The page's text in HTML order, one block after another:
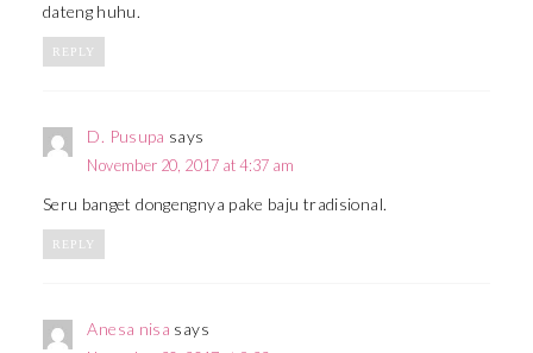
dateng huhu.
REPLY
D. Pusupa says
November 20, 2017 at 4:37 am
Seru banget dongengnya pake baju tradisional.
REPLY
Anesa nisa says